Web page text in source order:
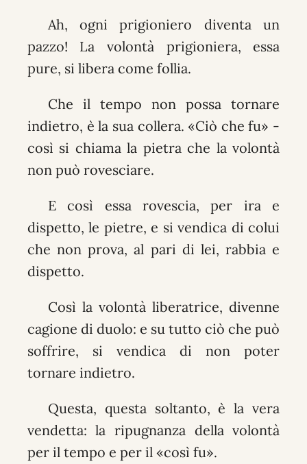
Ah, ogni prigioniero diventa un
pazzo! La volontà prigioniera, essa
pure, si libera come follia.
Che il tempo non possa tornare
indietro, è la sua collera. «Ciò che fu» -
così si chiama la pietra che la volontà
non può rovesciare.
E così essa rovescia, per ira e
dispetto, le pietre, e si vendica di colui
che non prova, al pari di lei, rabbia e
dispetto.
Così la volontà liberatrice, divenne
cagione di duolo: e su tutto ciò che può
soffrire, si vendica di non poter
tornare indietro.
Questa, questa soltanto, è la vera
vendetta: la ripugnanza della volontà
per il tempo e per il «così fu».